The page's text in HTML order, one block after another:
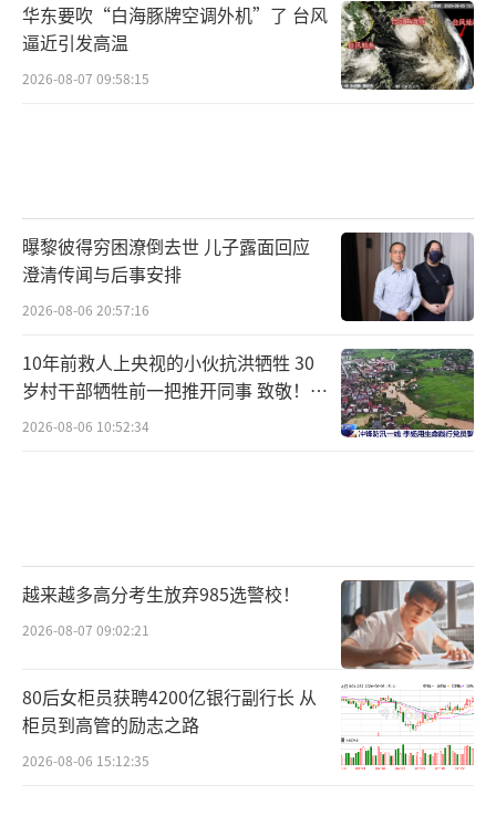
华东要吹“白海豚牌空调外机”了 台风
逼近引发高温
2026-08-07 09:58:15
曝黎彼得穷困潦倒去世 儿子露面回应
澄清传闻与后事安排
2026-08-06 20:57:16
10年前救人上央视的小伙抗洪牺牲 30
岁村干部牺牲前一把推开同事 致敬！送
别！
2026-08-06 10:52:34
越来越多高分考生放弃985选警校！
2026-08-07 09:02:21
80后女柜员获聘4200亿银行副行长 从
柜员到高管的励志之路
2026-08-06 15:12:35